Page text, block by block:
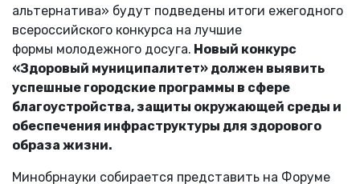
альтернатива» будут подведены итоги ежегодного
всероссийского конкурса на лучшие
формы молодежного досуга. Новый конкурс
«Здоровый муниципалитет» должен выявить
успешные городские программы в сфере
благоустройства, защиты окружающей среды и
обеспечения инфраструктуры для здорового
образа жизни.
Минобрнауки собирается представить на Форуме